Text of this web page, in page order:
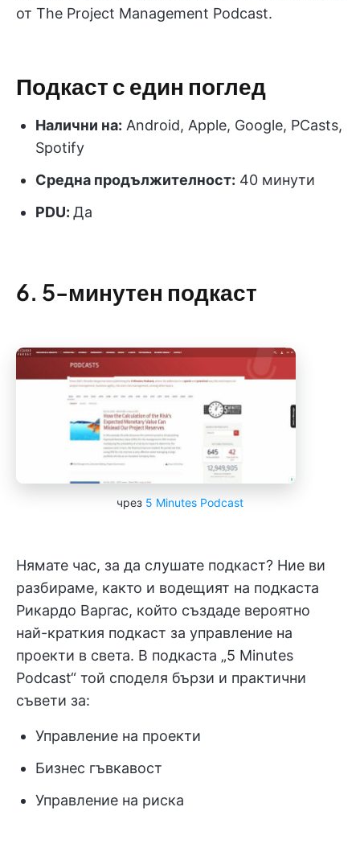
от The Project Management Podcast.
Подкаст с един поглед
Налични на: Android, Apple, Google, PCasts,
Spotify
Средна продължителност: 40 минути
PDU: Да
6. 5-минутен подкаст
чрез 5 Minutes Podcast
Нямате час, за да слушате подкаст? Ние ви
разбираме, както и водещият на подкаста
Рикардо Варгас, който създаде вероятно
най-краткия подкаст за управление на
проекти в света. В подкаста „5 Minutes
Podcast“ той споделя бързи и практични
съвети за:
Управление на проекти
Бизнес гъвкавост
Управление на риска